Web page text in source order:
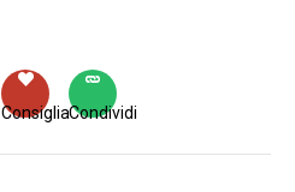
Condividi
Consiglia